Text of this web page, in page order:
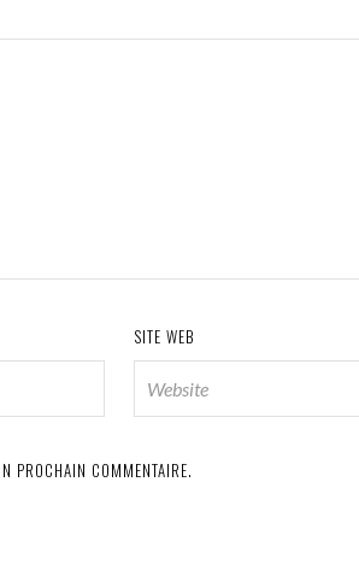
SITE WEB
PROCHAIN COMMENTAIRE.